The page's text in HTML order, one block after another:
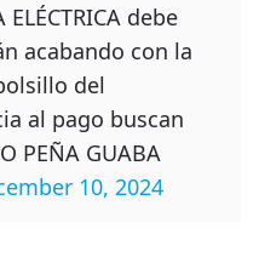
debe
acabando con la
del
al pago buscan
PEÑA GUABA
10, 2024